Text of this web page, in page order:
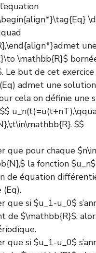
\mathbb{R}$
Le but de cet
admet une
cela on définie une
$$
que pour chaque $n\in
la fonction
de équation
(Eq).
que si $u_1-u_0$
de $\mathbb{R}$,
que si $u_1-u_0$